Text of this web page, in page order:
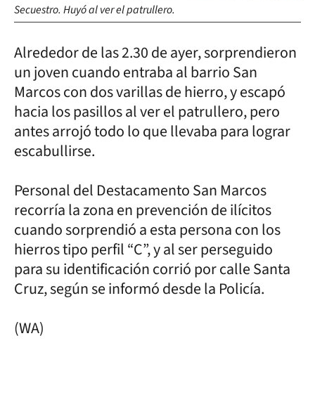
Secuestro. Huyó al ver el patrullero.
Alrededor de las 2.30 de ayer, sorprendieron
un joven cuando entraba al barrio San
Marcos con dos varillas de hierro, y escapó
hacia los pasillos al ver el patrullero, pero
antes arrojó todo lo que llevaba para lograr
escabullirse.
Personal del Destacamento San Marcos
recorría la zona en prevención de ilícitos
cuando sorprendió a esta persona con los
hierros tipo perfil “C”, y al ser perseguido
para su identificación corrió por calle Santa
Cruz, según se informó desde la Policía.
(WA)